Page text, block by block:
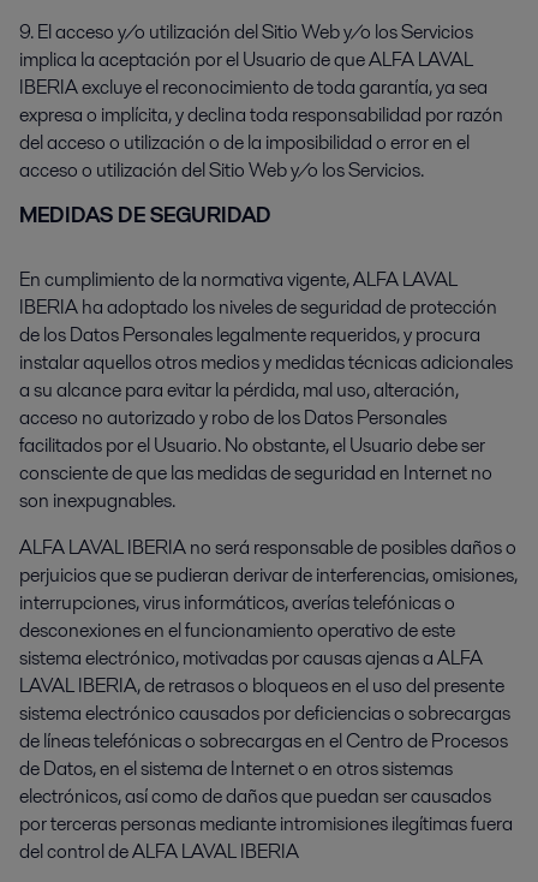
9. El acceso y/o utilización del Sitio Web y/o los Servicios
implica la aceptación por el Usuario de que ALFA LAVAL
IBERIA excluye el reconocimiento de toda garantía, ya sea
expresa o implícita, y declina toda responsabilidad por razón
del acceso o utilización o de la imposibilidad o error en el
acceso o utilización del Sitio Web y/o los Servicios.
MEDIDAS DE SEGURIDAD
En cumplimiento de la normativa vigente, ALFA LAVAL
IBERIA ha adoptado los niveles de seguridad de protección
de los Datos Personales legalmente requeridos, y procura
instalar aquellos otros medios y medidas técnicas adicionales
a su alcance para evitar la pérdida, mal uso, alteración,
acceso no autorizado y robo de los Datos Personales
facilitados por el Usuario. No obstante, el Usuario debe ser
consciente de que las medidas de seguridad en Internet no
son inexpugnables.
ALFA LAVAL IBERIA no será responsable de posibles daños o
perjuicios que se pudieran derivar de interferencias, omisiones,
interrupciones, virus informáticos, averías telefónicas o
desconexiones en el funcionamiento operativo de este
sistema electrónico, motivadas por causas ajenas a ALFA
LAVAL IBERIA, de retrasos o bloqueos en el uso del presente
sistema electrónico causados por deficiencias o sobrecargas
de líneas telefónicas o sobrecargas en el Centro de Procesos
de Datos, en el sistema de Internet o en otros sistemas
electrónicos, así como de daños que puedan ser causados
por terceras personas mediante intromisiones ilegítimas fuera
del control de ALFA LAVAL IBERIA